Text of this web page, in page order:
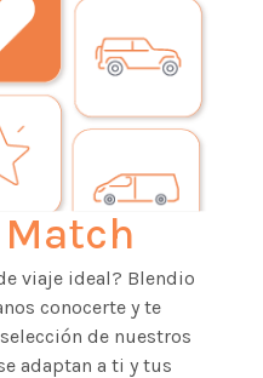
Match
viaje ideal? Blendio
conocerte y te
de nuestros
adaptan a ti y tus